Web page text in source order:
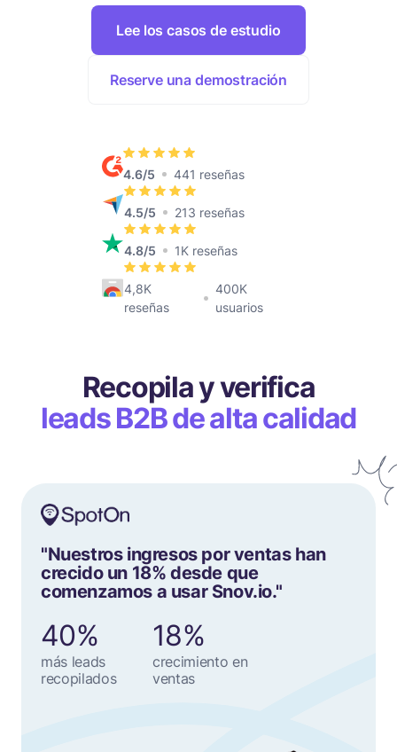
Lee los casos de estudio
Reserve una demostración
4.6/5 441 reseñas
4.5/5 213 reseñas
4.8/5 1K reseñas
4,8K
reseñas
400K
usuarios
Recopila y verifica
leads B2B de alta calidad
"Nuestros ingresos por ventas han
crecido un 18% desde que
comenzamos a usar Snov.io."
40%
más leads
recopilados
18%
crecimiento en
ventas